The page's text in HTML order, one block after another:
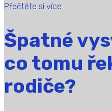
Přečtěte si více
Špatné
co tomu
rodiče?